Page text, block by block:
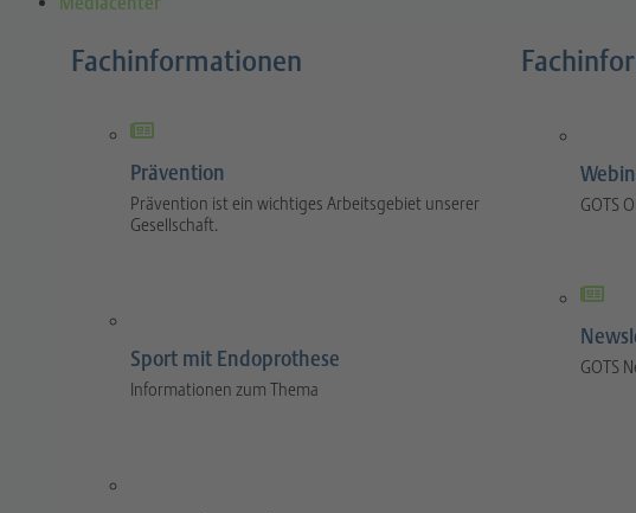
Fachinformationen
Prävention
Prävention ist ein wichtiges Arbeitsgebiet unserer
Gesellschaft.
Sport mit Endoprothese
Informationen zum Thema
GOTS
GOTS